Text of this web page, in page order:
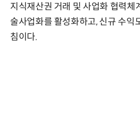
지식재산권 거래 및 사업화 협력체
술사업화를 활성화하고, 신규 수익
침이다.